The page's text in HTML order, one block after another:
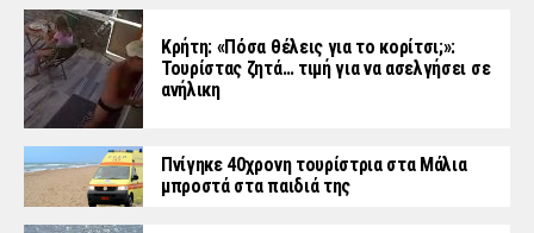
Κρήτη: «Πόσα θέλεις για το κορίτσι;»:
Τουρίστας ζητά… τιμή για να ασελγήσει σε
ανήλικη
Πνίγηκε 40χρονη τουρίστρια στα Μάλια
μπροστά στα παιδιά της